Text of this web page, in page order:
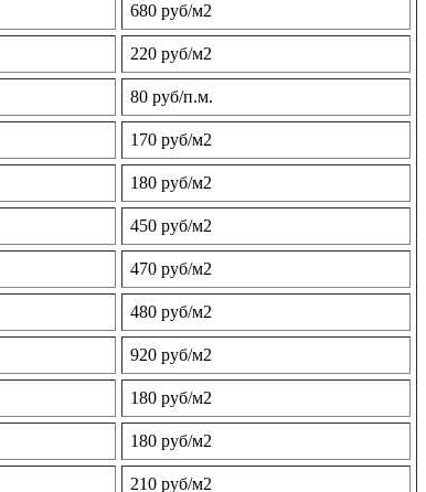
680 руб/м2
220 руб/м2
80 руб/п.м.
170 руб/м2
180 руб/м2
450 руб/м2
470 руб/м2
480 руб/м2
920 руб/м2
180 руб/м2
180 руб/м2
210 руб/м2